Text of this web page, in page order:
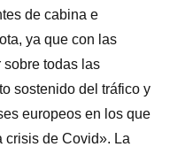
de cabina e
ya que con las
todas las
sostenido del tráfico y
europeos en los que
crisis de Covid». La